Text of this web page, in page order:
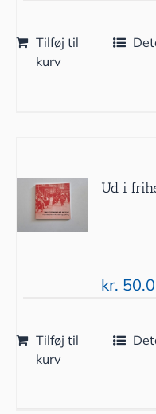
Tilføj til
kurv
Ud i
kr.
Tilføj til
kurv